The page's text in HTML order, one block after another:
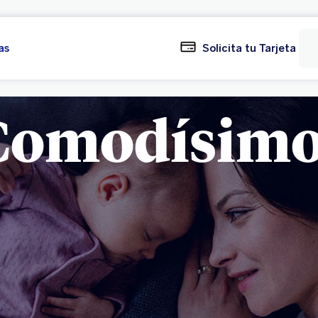
Solicita tu Tarjeta